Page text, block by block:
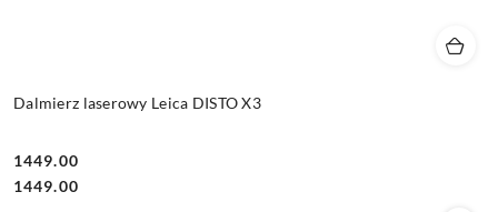
Dalmierz laserowy Leica DISTO X3
Cena:
1449.00
Cena:
1449.00